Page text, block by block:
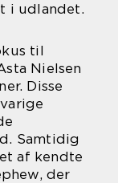
i udlandet.
til
Nielsen
Disse
Samtidig
af kendte
der